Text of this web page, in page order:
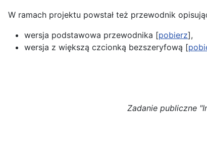
W ramach projektu powstał też przewodnik
wersja podstawowa przewodnika [pobierz],
wersja z większą czcionką bezszeryfową [
Zadanie publiczne